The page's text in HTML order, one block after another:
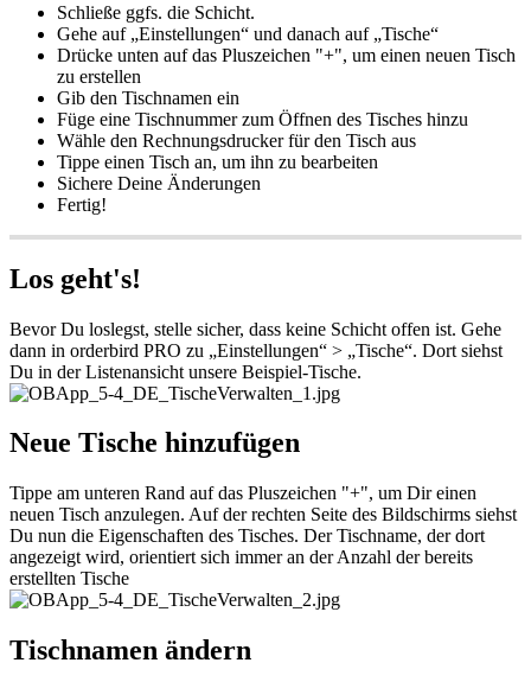
Schließe ggfs. die Schicht.
Gehe auf „Einstellungen“ und danach auf „Tische“
Drücke unten auf das Pluszeichen "+", um einen neuen Tisch
zu erstellen
Gib den Tischnamen ein
Füge eine Tischnummer zum Öffnen des Tisches hinzu
Wähle den Rechnungsdrucker für den Tisch aus
Tippe einen Tisch an, um ihn zu bearbeiten
Sichere Deine Änderungen
Fertig!
Los geht's!
Bevor Du loslegst, stelle sicher, dass keine Schicht offen ist. Gehe
dann in orderbird PRO zu „Einstellungen“ > „Tische“. Dort siehst
Du in der Listenansicht unsere Beispiel-Tische.
Neue Tische hinzufügen
Tippe am unteren Rand auf das Pluszeichen "+", um Dir einen
neuen Tisch anzulegen. Auf der rechten Seite des Bildschirms siehst
Du nun die Eigenschaften des Tisches. Der Tischname, der dort
angezeigt wird, orientiert sich immer an der Anzahl der bereits
erstellten Tische
Tischnamen ändern